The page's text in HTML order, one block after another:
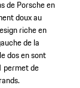
de Porsche en
doux au
riche en
de la
dos en sont
permet de